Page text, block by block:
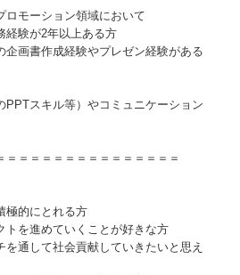
ロモーション領域において
経験が2年以上ある方
企画書作成経験やプレゼン経験がある
PPTスキル等）やコミュニケーション
＝＝＝＝＝＝＝＝＝＝＝＝＝＝＝
極的にとれる方
トを進めていくことが好きな方
を通して社会貢献していきたいと思え